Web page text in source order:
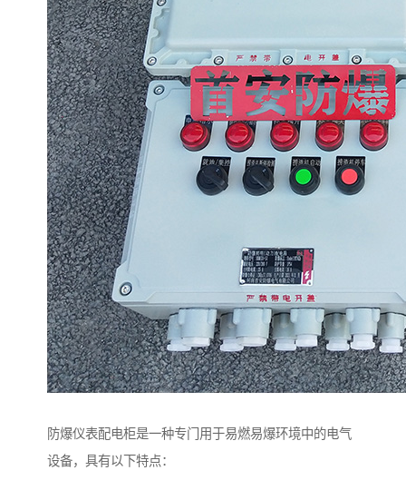
防爆仪表配电柜是一种专门用于易燃易爆环境中的电气
设备，具有以下特点：